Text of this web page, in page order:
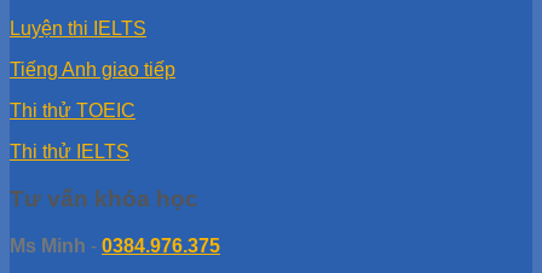
Luyện thi IELTS
Tiếng Anh giao tiếp
Thi thử TOEIC
Thi thử IELTS
Tư vấn khóa học
Ms Minh - 0384.976.375